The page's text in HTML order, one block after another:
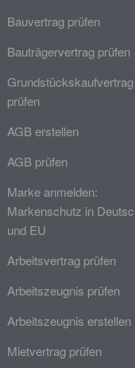
Bauvertrag prüfen
Bauträgervertrag prüfen
Grundstückskaufvertrag
prüfen
AGB erstellen
AGB prüfen
Marke anmelden:
Markenschutz in
und EU
Arbeitsvertrag prüfen
Arbeitszeugnis prüfen
Arbeitszeugnis erstellen
Mietvertrag prüfen